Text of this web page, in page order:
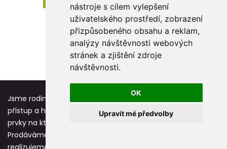
nástroje s cílem vylepšení
uživatelského prostředí, zobrazení
přizpůsobeného obsahu a reklam,
analýzy návštěvnosti webových
stránek a zjištění zdroje
návštěvnosti.
OK
Upravit mé předvolby
1 2 3 4
Jsme rodinná firma založená před více jak 25 lety. Osobní
přístup a hodnoty jako respekt, úcta a vděk jsou základní
prvky na kterých stavíme každou novou spolupráci.
Prodáváme reklamní předměty s potiskem, které